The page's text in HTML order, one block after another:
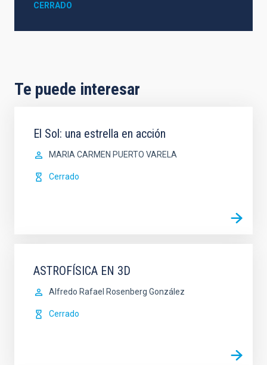
CERRADO
Te puede interesar
El Sol: una estrella en acción
MARIA CARMEN PUERTO VARELA
Cerrado
ASTROFÍSICA EN 3D
Alfredo Rafael Rosenberg González
Cerrado